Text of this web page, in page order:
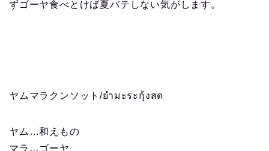
ずゴーヤ食べとけば夏バテしない気がします。
ヤムマラクンソット/ยำมะระกุ้งสด
ヤム…和えもの
マラ…ゴーヤ